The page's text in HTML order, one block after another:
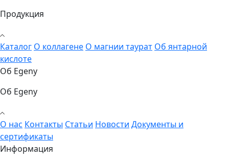
Продукция
Каталог О коллагене О магнии таурат Об янтарной
кислоте
Об Egeny
Об Egeny
О нас Контакты Статьи Новости Документы и
сертификаты
Информация